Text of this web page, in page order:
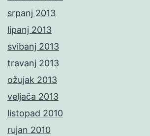
srpanj 2013
lipanj 2013
svibanj 2013
travanj 2013
ožujak 2013
veljača 2013
listopad 2010
rujan 2010